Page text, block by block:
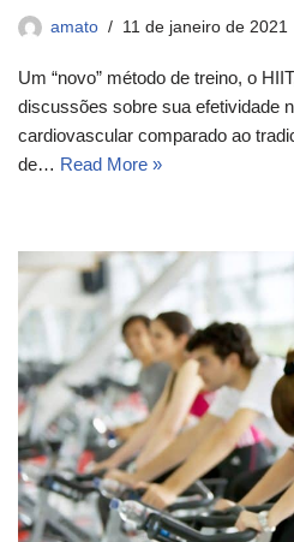
amato 11 de janeiro de 2021
Um “novo” método de treino, o
discussões sobre sua efetividade
cardiovascular comparado ao
de… Read More »